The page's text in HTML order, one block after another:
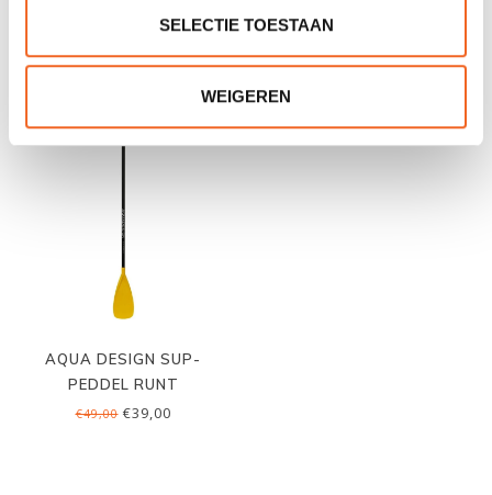
SELECTIE TOESTAAN
WEIGEREN
AQUA DESIGN SUP-
PEDDEL RUNT
€49,00€39,00